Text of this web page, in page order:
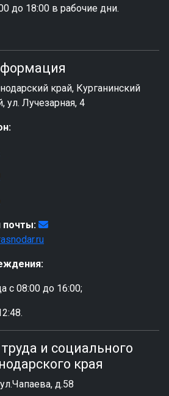
до 18:00 в рабочие дни.
край, Курганинский
ул. Лучезарная, 4
почты:
с 08:00 до 16:00;
и социального
края
д.58